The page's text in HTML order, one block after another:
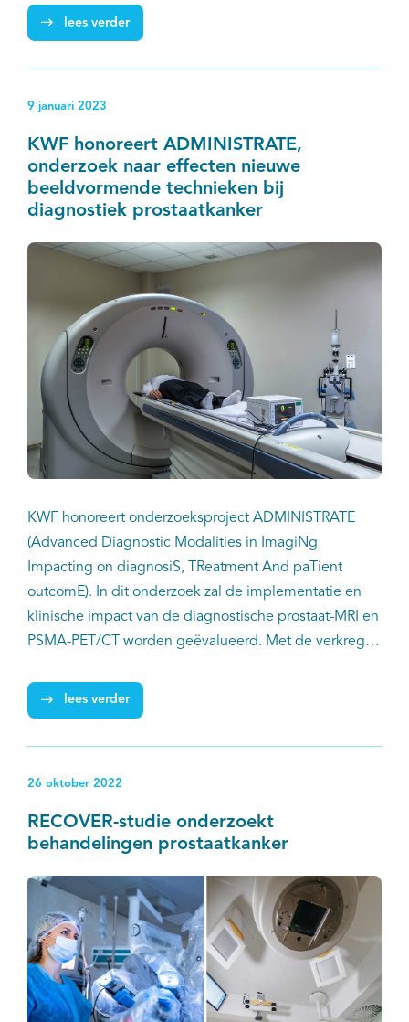
Children’s Research Institute en IKNL.
lees verder
9 januari 2023
KWF honoreert ADMINISTRATE,
onderzoek naar effecten nieuwe
beeldvormende technieken bij
diagnostiek prostaatkanker
KWF honoreert onderzoeksproject ADMINISTRATE
(Advanced Diagnostic Modalities in ImagiNg
Impacting on diagnosiS, TReatment And paTient
outcomE). In dit onderzoek zal de implementatie en
klinische impact van de diagnostische prostaat-MRI en
PSMA-PET/CT worden geëvalueerd. Met de verkregen
prostaatkanker verder worden geoptimaliseerd en
kunnen patiënten in de toekomst beter worden
lees verder
26 oktober 2022
RECOVER-studie onderzoekt
behandelingen prostaatkanker